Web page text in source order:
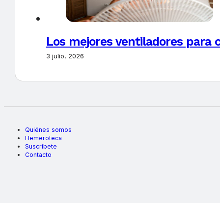
Los mejores ventiladores para
3 julio, 2026
Quiénes somos
Hemeroteca
Suscríbete
Contacto